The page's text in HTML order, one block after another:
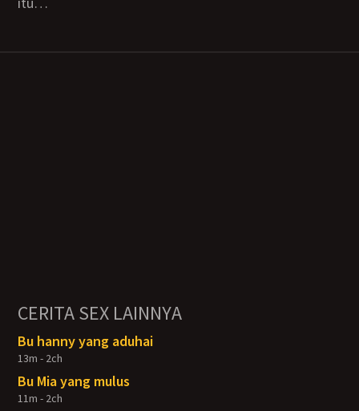
CERITA SEX LAINNYA
Bu hanny yang aduhai
13m - 2ch
Bu Mia yang mulus
11m - 2ch